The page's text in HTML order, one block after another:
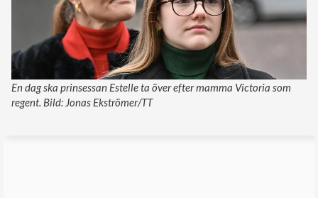
En dag ska prinsessan Estelle ta över efter mamma Victoria som
regent. Bild: Jonas Ekströmer/TT